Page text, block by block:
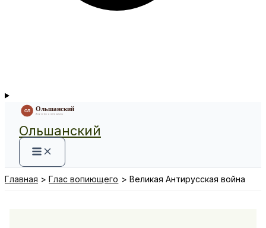
Ольшанский
Главная Глас вопиющего Великая Антирусская война